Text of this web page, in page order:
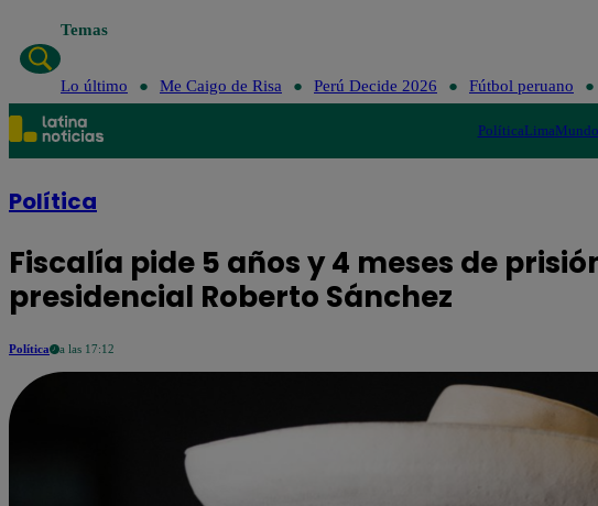
Temas
Lo último Me Caigo de Risa Perú Decide 2026 Fútbol peruano
PolíticaLimaMundo
Política
Fiscalía pide 5 años y 4 meses de
presidencial Roberto Sánchez
Política a las 17:12